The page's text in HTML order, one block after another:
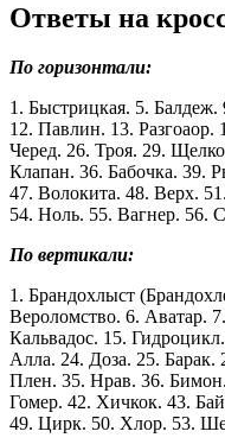
Ответы на
По горизонтали:
1. Быстрицкая. 5. Балдеж.
12. Павлин. 13. Разгоаор.
Черед. 26. Троя. 29.
Клапан. 36. Бабочка. 39.
47. Волокита. 48. Верх.
54. Ноль. 55. Вагнер. 56.
По вертикали:
1. Брандохлыст
Вероломство. 6. Аватар.
Кальвадос. 15.
Алла. 24. Доза. 25. Барак.
Плен. 35. Нрав. 36.
Гомер. 42. Хичкок. 43.
49. Цирк. 50. Хлор. 53.